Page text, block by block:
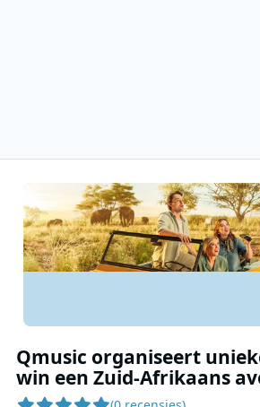
Qmusic organiseert
win een Zuid-Afrikaans